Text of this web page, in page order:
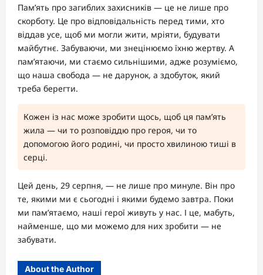
Пам’ять про загиблих захисників — це не лише про
скорботу. Це про відповідальність перед тими, хто
віддав усе, щоб ми могли жити, мріяти, будувати
майбутнє. Забуваючи, ми знецінюємо їхню жертву. А
пам’ятаючи, ми стаємо сильнішими, адже розуміємо,
що наша свобода — не дарунок, а здобуток, який
треба берегти.
Кожен із нас може зробити щось, щоб ця пам’ять
жила — чи то розповіддю про героя, чи то
допомогою його родині, чи просто хвилиною тиші в
серці.
Цей день, 29 серпня, — не лише про минуле. Він про
те, якими ми є сьогодні і якими будемо завтра. Поки
ми пам’ятаємо, наші герої живуть у нас. І це, мабуть,
найменше, що ми можемо для них зробити — не
забувати.
About the Author